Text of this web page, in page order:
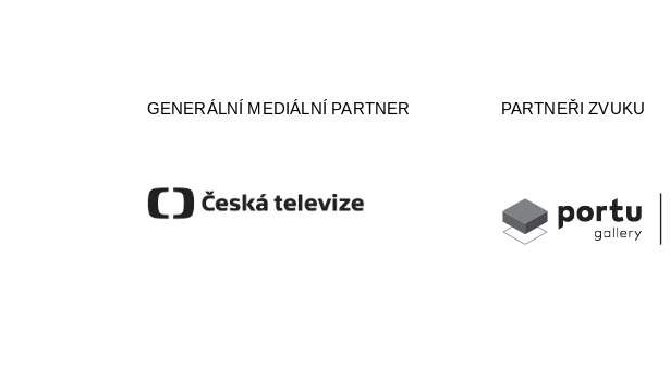
GENERÁLNÍ MEDIÁLNÍ PARTNER PARTNEŘI ZVUKU